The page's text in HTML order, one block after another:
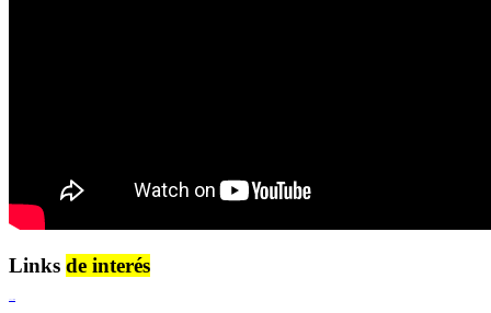
Links de interés